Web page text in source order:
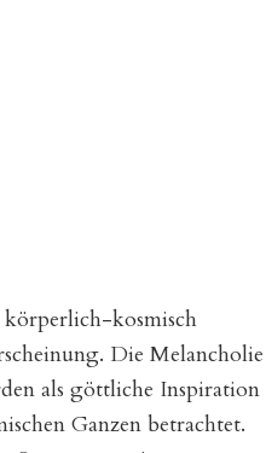
kosmisch
Die Melancholie
als göttliche Inspiration
Ganzen betrachtet.